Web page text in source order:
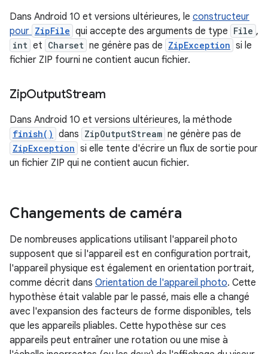
Dans Android 10 et versions ultérieures, le constructeur
pour ZipFile qui accepte des arguments de type File ,
int et Charset ne génère pas de ZipException si le
fichier ZIP fourni ne contient aucun fichier.
ZipOutputStream
Dans Android 10 et versions ultérieures, la méthode
finish() dans ZipOutputStream ne génère pas de
ZipException si elle tente d'écrire un flux de sortie pour
un fichier ZIP qui ne contient aucun fichier.
Changements de caméra
De nombreuses applications utilisant l'appareil photo
supposent que si l'appareil est en configuration portrait,
l'appareil physique est également en orientation portrait,
comme décrit dans Orientation de l'appareil photo. Cette
hypothèse était valable par le passé, mais elle a changé
avec l'expansion des facteurs de forme disponibles, tels
que les appareils pliables. Cette hypothèse sur ces
appareils peut entraîner une rotation ou une mise à